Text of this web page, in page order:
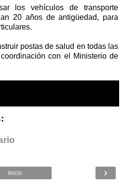
los vehículos de transporte
20 años de antigüedad, para
postas de salud en todas las
con el Ministerio de
›
Inicio